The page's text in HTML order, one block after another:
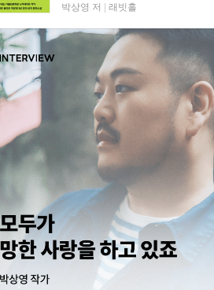
박상영 저 래빗홀